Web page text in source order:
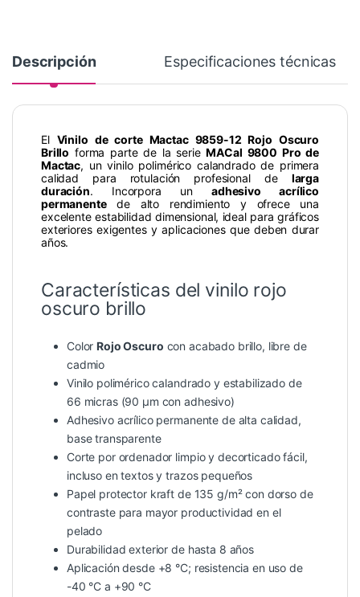
Descripción Especificaciones técnicas
El Vinilo de corte Mactac 9859-12 Rojo Oscuro
Brillo forma parte de la serieMACal 9800 Pro de
Mactac, un vinilo polimérico calandrado de primera
calidad para rotulación profesional de larga
duración. Incorpora un adhesivo acrílico
permanentede alto rendimiento y ofrece una
excelente estabilidad dimensional, ideal para gráficos
exteriores exigentes y aplicaciones que deben durar
años.
Características del vinilo rojo
oscuro brillo
ColorRojo Oscuro con acabado brillo, libre de
cadmio
Vinilo polimérico calandrado y estabilizado de
66 micras (90 µm con adhesivo)
Adhesivo acrílico permanente de alta calidad,
base transparente
Corte por ordenador limpio y decorticado fácil,
incluso en textos y trazos pequeños
Papel protector kraft de 135 g/m² con dorso de
contraste para mayor productividad en el
pelado
Durabilidad exterior de hasta 8 años
Aplicación desde +8 °C; resistencia en uso de
-40 °C a +90 °C